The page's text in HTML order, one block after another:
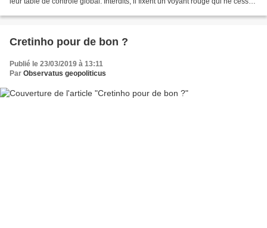
Cretinho pour de bon ?
Publié le 23/03/2019 à 13:11
Par Observatus geopoliticus